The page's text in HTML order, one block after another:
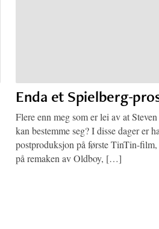
Enda et Spielberg-
Flere enn meg som er lei av at
kan bestemme seg? I disse dager er
postproduksjon på første TinTin-
på remaken av Oldboy, […]